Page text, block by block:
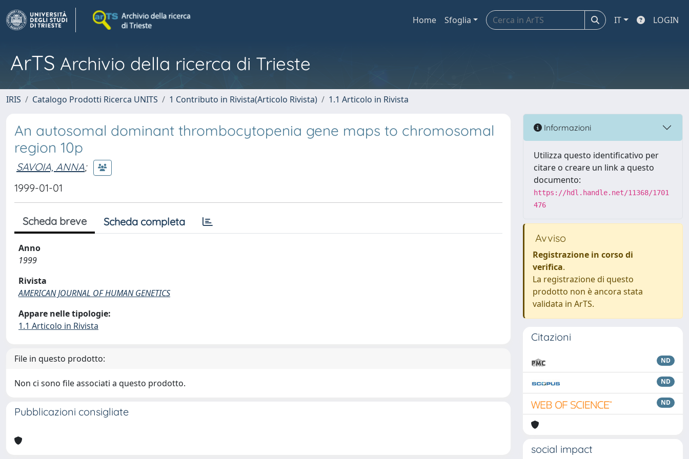
Home Sfoglia IT LOGIN
ArTS Archivio della ricerca di Trieste
IRIS Catalogo Prodotti Ricerca UNITS 1 Contributo in Rivista(Articolo Rivista) 1.1 Articolo in Rivista
An autosomal dominant thrombocytopenia gene maps to chromosomal
region 10p
SAVOIA, ANNA;
1999-01-01
Scheda breve Scheda completa
Anno
1999
Rivista
AMERICAN JOURNAL OF HUMAN GENETICS
Appare nelle tipologie:
1.1 Articolo in Rivista
File in questo prodotto:
Non ci sono file associati a questo prodotto.
Pubblicazioni consigliate
Informazioni
Utilizza questo identificativo per
citare o creare un link a questo
documento:
https://hdl.handle.net/11368/1701
476
Avviso
Registrazione in corso di
verifica.
La registrazione di questo
prodotto non è ancora stata
validata in ArTS.
Citazioni
ND
ND
ND
social impact